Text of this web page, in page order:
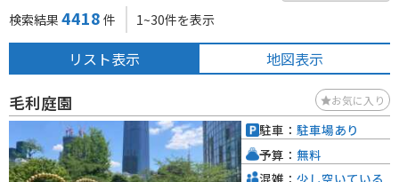
検索結果 4418 件 1~30件を表示
リスト表示 地図表示
毛利庭園 お気に入り
駐車： 駐車場あり
予算： 無料
混雑： 少し空いている